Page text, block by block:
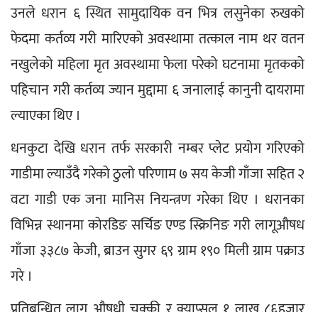
उनले धरान ६ स्थित सामुदायिक वन भित्र लसुनेका रुखको
फेदमा कर्तव्य गरी मारिएको अवस्थामा तत्काल नाम थर वतन
नखुलेको महिला मृत अवस्थामा फेला परेको घटनामा मृतकको
पहिचान गरी कर्तव्य ज्यान मुद्दामा ६ जनालाई कानुनी दायरामा
ल्याएका थिए ।
धनकुटा देखि धरान तर्फ सरकारी नम्बर प्लेट प्रयोग गरिएको
गाडीमा ल्याउँदै गरेको ठुलो परिणाम ७ सय केजी गाँजा सहित २
वटा गाडी एक जना मानिस नियन्त्रण गरेका थिए । धरानका
विभिन्न स्थानमा कोरडिङ सर्चिङ एण्ड स्क्रिनिङ गरी लागूऔषध
गाँजा ३३८७ केजी, ब्राउन सुगर ६९ ग्राम १९० मिली ग्राम पक्राउ
गरे ।